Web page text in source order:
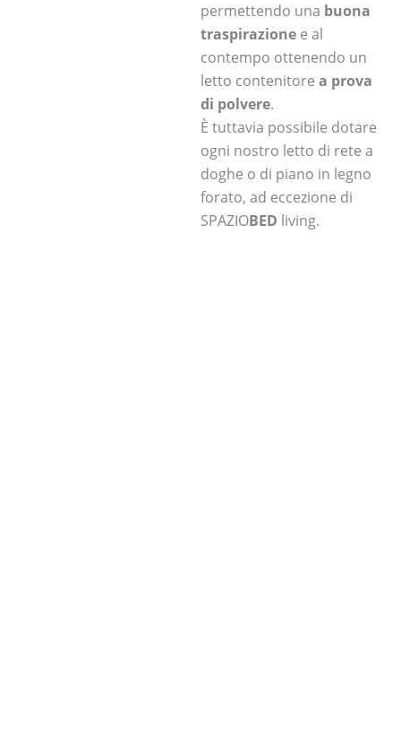
permettendo una buona
traspirazione e al
contempo ottenendo un
letto contenitore a prova
di polvere.
È tuttavia possibile dotare
ogni nostro letto di rete a
doghe o di piano in legno
forato, ad eccezione di
SPAZIOBED living.